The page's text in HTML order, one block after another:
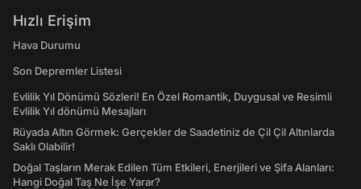
Hızlı Erişim
Hava Durumu
Son Depremler Listesi
Evlilik Yıl Dönümü Sözleri! En Özel Romantik, Duygusal ve Resimli
Evlilik Yıl dönümü Mesajları
Rüyada Altın Görmek: Gerçekler de Saadetiniz de Çil Çil Altınlarda
Saklı Olabilir!
Doğal Taşların Merak Edilen Tüm Etkileri, Enerjileri ve Şifa Alanları:
Hangi Doğal Taş Ne İşe Yarar?